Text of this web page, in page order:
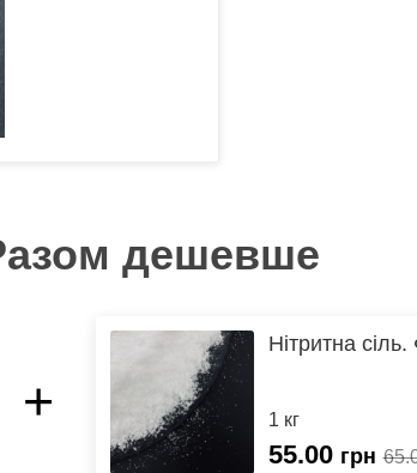
дешевше
+
Нітритна
1 кг
55.00 грн